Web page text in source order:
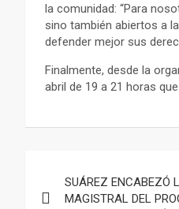
la comunidad: “Para
sino también abiertos a
defender mejor sus
Finalmente, desde la
abril de 19 a 21 horas
de
SUÁREZ ENCABEZÓ
MAGISTRAL DEL